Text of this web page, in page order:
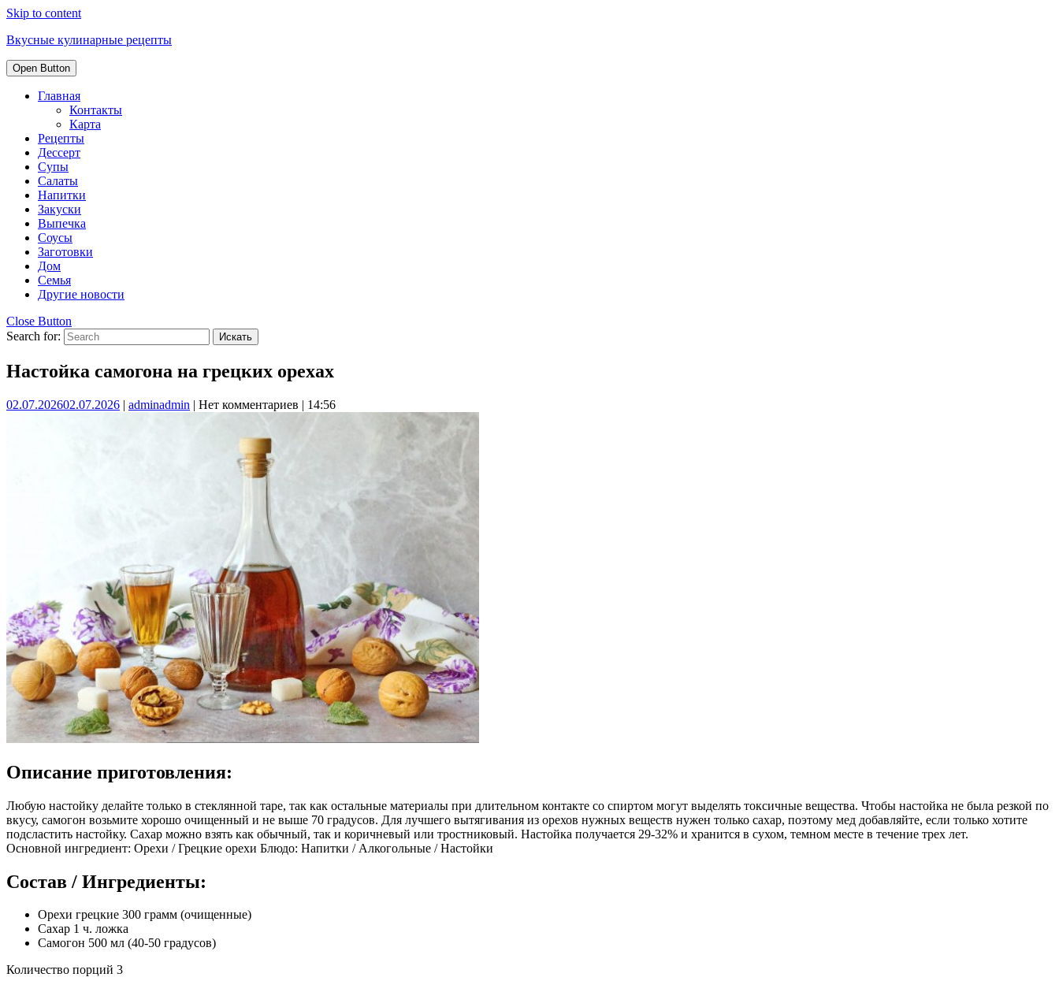
Skip to content
Вкусные кулинарные рецепты
Open Button
Главная
Контакты
Карта
Рецепты
Дессерт
Супы
Салаты
Напитки
Закуски
Выпечка
Соусы
Заготовки
Дом
Семья
Другие новости
Close Button
Search for:
Настойка самогона на грецких орехах
02.07.202602.07.2026 | adminadmin | Нет комментариев | 14:56
Описание приготовления:
Любую настойку делайте только в стеклянной таре, так как остальные материалы при длительном контакте со спиртом могут выделять токсичные вещества. Чтобы настойка не была резкой по
вкусу, самогон возьмите хорошо очищенный и не выше 70 градусов. Для лучшего вытягивания из орехов нужных веществ нужен только сахар, поэтому мед добавляйте, если только хотите
подсластить настойку. Сахар можно взять как обычный, так и коричневый или тростниковый. Настойка получается 29-32% и хранится в сухом, темном месте в течение трех лет.
Основной ингредиент: Орехи / Грецкие орехи Блюдо: Напитки / Алкогольные / Настойки
Состав / Ингредиенты:
Орехи грецкие 300 грамм (очищенные)
Сахар 1 ч. ложка
Самогон 500 мл (40-50 градусов)
Количество порций 3